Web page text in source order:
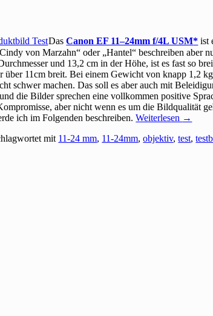
DasCanon EF 11–24mm f/4L USM
ist
von Marzahn“ oder „Hantel“ beschreiben aber
und 13,2 cm in der Höhe, ist es fast so
über 11cm breit. Bei einem Gewicht von knapp 1,2
schwer machen. Das soll es aber auch mit
die Bilder sprechen eine vollkommen positive
aber nicht wenn es um die Bildqualität
ich im Folgenden beschreiben.Weiterlesen →
mit 11-24 mm, 11-24mm,objektiv,test,